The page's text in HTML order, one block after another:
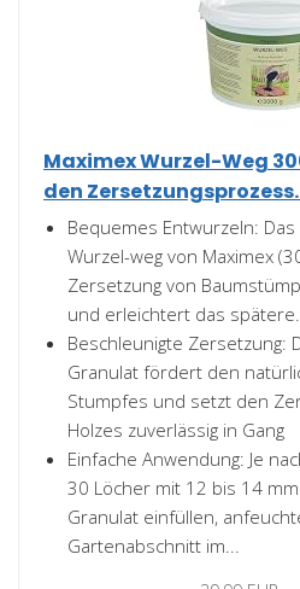
Maximex Wurzel-Weg
den
Bequemes Entwurzeln:
Wurzel-weg von Maximex
Zersetzung von
und erleichtert das
Beschleunigte Zersetzung:
Granulat fördert den
Stumpfes und setzt den
Holzes zuverlässig in Gang
Einfache Anwendung: Je
30 Löcher mit 12 bis 14
Granulat einfüllen,
Gartenabschnitt im...